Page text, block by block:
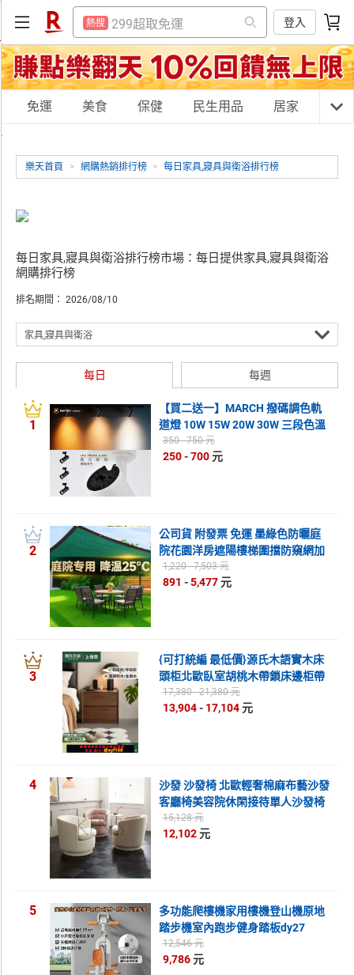
熱搜 299超取免運
熱搜 防颱專區
熱搜 賺點樂翻天
熱搜 微波爐
登入
熱搜 防颱專區
熱搜 賺點樂翻天
熱搜 吹風機
熱搜 電子閱讀器
熱搜 平板電腦
熱搜 日本住宿優惠
購物網分類
天天免運 美食蛋糕 養生保健 民生用品
免運 美食 保健 民生用品 居家
3C
,
樂天首頁 > 網購熱銷排行榜 > 每日家具,寢具與衛浴排行榜
每日家具,寢具與衛浴排行榜市場：每日提供家具,寢具與衛浴
網購排行榜
排名期間： 2026/08/10
家具,寢具與衛浴
每日 每週
1
【買二送一】MARCH 撥碼調色軌
道燈 10W 15W 20W 30W 三段色溫
一支搞定 展場商空 好商量~【APP
滿額下單10%點數(單一帳號最高
350 - 750 元
250-700元
2
公司貨 附發票 免運 墨綠色防曬庭
院花園洋房遮陽樓梯圍擋防窺網加
厚加密遮陽防曬網
1,220 - 7,503 元
891 -5,477元
3
{可打統編 最低價}源氏木語實木床
頭柜北歐臥室胡桃木帶鎖床邊柜帶
插座抽屜式儲物柜
17,380 - 21,380 元
13,904- 17,104元
4
沙發 沙發椅 北歐輕奢棉麻布藝沙發
客廳椅美容院休閑接待單人沙發椅
旋轉沙發椅
15,128 元
12,102元
5
多功能爬樓機家用樓機登山機原地
踏步機室內跑步健身踏板dy27
12,546 元
9,786元